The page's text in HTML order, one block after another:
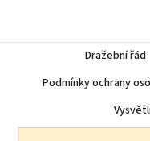
Dražební řád
Podmínky ochrany